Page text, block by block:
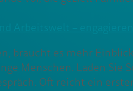
Arbeitswelt – engagieren
braucht es mehr
Menschen. Laden Sie
Oft reicht ein